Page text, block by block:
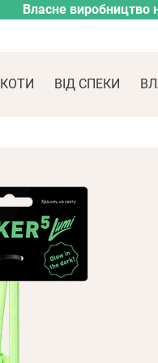
Власне виробництво
КОТИ ВІД СПЕКИ